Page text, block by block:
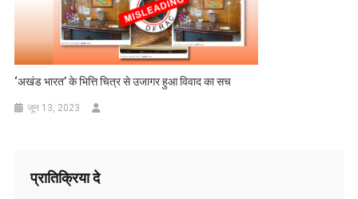
‘अखंड भारत’ के भित्ति चित्र से उजागर हुआ विवाद का सच
जून 13, 2023
प्रातिक्रिया दे